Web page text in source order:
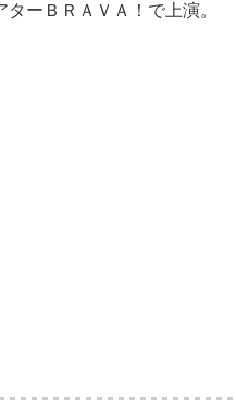
ーＢＲＡＶＡ！で上演。